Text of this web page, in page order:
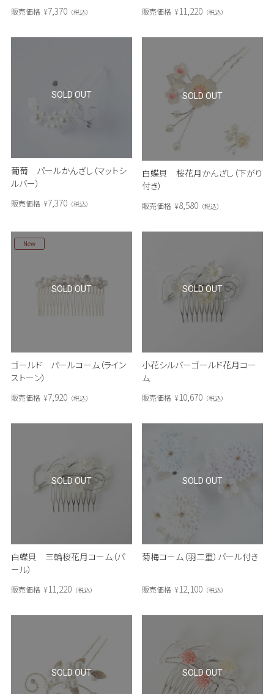
販売価格 ¥7,370 税込 販売価格 ¥11,220 税込
葡萄 パールかんざし（マットシ
ルバー）
販売価格 ¥7,370 税込
SOLD OUT
白蝶貝 桜花月かんざし（下がり
付き）
販売価格 ¥8,580 税込
SOLD OUT
ゴールド パールコーム（ライン
ストーン）
New
販売価格 ¥7,920 税込
SOLD OUT
小花シルバーゴールド花月コー
ム
販売価格 ¥10,670 税込
SOLD OUT
白蝶貝 三輪桜花月コーム（パ
ール）
販売価格 ¥11,220 税込
SOLD OUT
菊梅コーム（羽二重）パール付き
販売価格 ¥12,100 税込
SOLD OUT
SOLD OUT SOLD OUT